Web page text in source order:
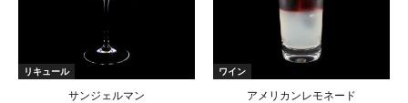
リキュール
サンジェルマン
ワイン
アメリカンレモネード